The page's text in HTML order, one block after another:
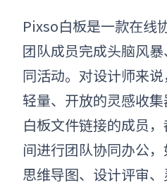
Pixso白板是一款在线
团队成员完成头脑风
同活动。对设计师来
轻量、开放的灵感收
白板文件链接的成员
间进行团队协同办公
思维导图、设计评审